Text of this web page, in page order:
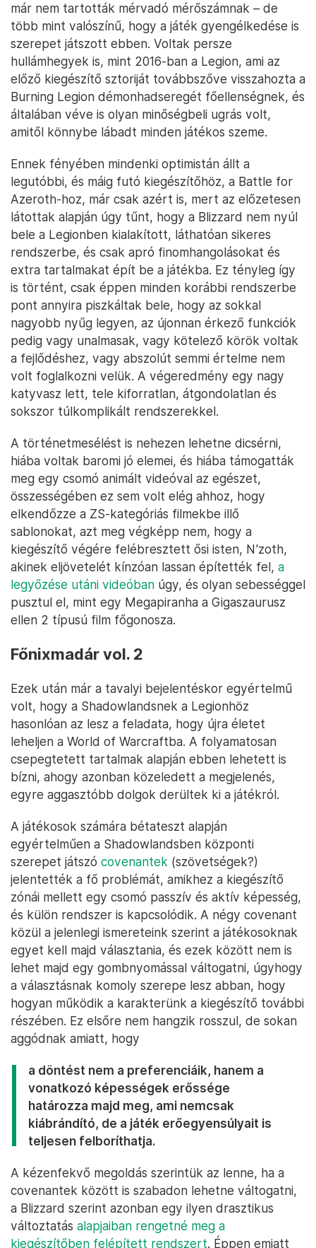
már nem tartották mérvadó mérőszámnak – de
több mint valószínű, hogy a játék gyengélkedése is
szerepet játszott ebben. Voltak persze
hullámhegyek is, mint 2016-ban a Legion, ami az
előző kiegészítő sztoriját továbbszőve visszahozta a
Burning Legion démonhadseregét főellenségnek, és
általában véve is olyan minőségbeli ugrás volt,
amitől könnybe lábadt minden játékos szeme.
Ennek fényében mindenki optimistán állt a
legutóbbi, és máig futó kiegészítőhöz, a Battle for
Azeroth-hoz, már csak azért is, mert az előzetesen
látottak alapján úgy tűnt, hogy a Blizzard nem nyúl
bele a Legionben kialakított, láthatóan sikeres
rendszerbe, és csak apró finomhangolásokat és
extra tartalmakat épít be a játékba. Ez tényleg így
is történt, csak éppen minden korábbi rendszerbe
pont annyira piszkáltak bele, hogy az sokkal
nagyobb nyűg legyen, az újonnan érkező funkciók
pedig vagy unalmasak, vagy kötelező körök voltak
a fejlődéshez, vagy abszolút semmi értelme nem
volt foglalkozni velük. A végeredmény egy nagy
katyvasz lett, tele kiforratlan, átgondolatlan és
sokszor túlkomplikált rendszerekkel.
A történetmesélést is nehezen lehetne dicsérni,
hiába voltak baromi jó elemei, és hiába támogatták
meg egy csomó animált videóval az egészet,
összességében ez sem volt elég ahhoz, hogy
elkendőzze a ZS-kategóriás filmekbe illő
sablonokat, azt meg végképp nem, hogy a
kiegészítő végére felébresztett ősi isten, N'zoth,
akinek eljövetelét kínzóan lassan építették fel, a
legyőzése utáni videóban úgy, és olyan sebességgel
pusztul el, mint egy Megapiranha a Gigaszaurusz
ellen 2 típusú film főgonosza.
Főnixmadár vol. 2
Ezek után már a tavalyi bejelentéskor egyértelmű
volt, hogy a Shadowlandsnek a Legionhöz
hasonlóan az lesz a feladata, hogy újra életet
leheljen a World of Warcraftba. A folyamatosan
csepegtetett tartalmak alapján ebben lehetett is
bízni, ahogy azonban közeledett a megjelenés,
egyre aggasztóbb dolgok derültek ki a játékról.
A játékosok számára bétateszt alapján
egyértelműen a Shadowlandsben központi
szerepet játszó covenantek (szövetségek?)
jelentették a fő problémát, amikhez a kiegészítő
zónái mellett egy csomó passzív és aktív képesség,
és külön rendszer is kapcsolódik. A négy covenant
közül a jelenlegi ismereteink szerint a játékosoknak
egyet kell majd választania, és ezek között nem is
lehet majd egy gombnyomással váltogatni, úgyhogy
a választásnak komoly szerepe lesz abban, hogy
hogyan működik a karakterünk a kiegészítő további
részében. Ez elsőre nem hangzik rosszul, de sokan
aggódnak amiatt, hogy
a döntést nem a preferenciáik, hanem a
vonatkozó képességek erőssége
határozza majd meg, ami nemcsak
kiábrándító, de a játék erőegyensúlyait is
teljesen felboríthatja.
A kézenfekvő megoldás szerintük az lenne, ha a
covenantek között is szabadon lehetne váltogatni,
a Blizzard szerint azonban egy ilyen drasztikus
változtatás alapjaiban rengetné meg a
kiegészítőben felépített rendszert. Éppen emiatt